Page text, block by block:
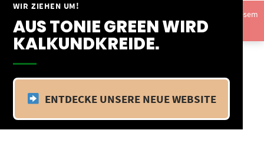
WIR ZIEHEN UM!
AUS TONIE GREEN WIRD
KALKUNDKREIDE.
ENTDECKE UNSERE NEUE WEBSITE
Springe
Inhalt
Vom 09.04.25 - 20.04.25 befinden wir uns im Betriebsurlaub. In diesem
Zeitraum findet kein Versand statt.Ausblenden